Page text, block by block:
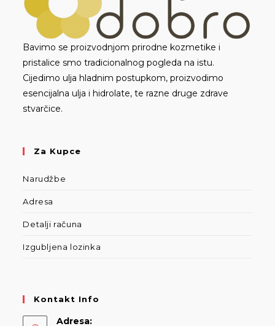
Bavimo se proizvodnjom prirodne kozmetike i
pristalice smo tradicionalnog pogleda na istu.
Cijedimo ulja hladnim postupkom, proizvodimo
esencijalna ulja i hidrolate, te razne druge zdrave
stvarčice.
Za Kupce
Narudžbe
Adresa
Detalji računa
Izgubljena lozinka
Kontakt Info
Adresa: